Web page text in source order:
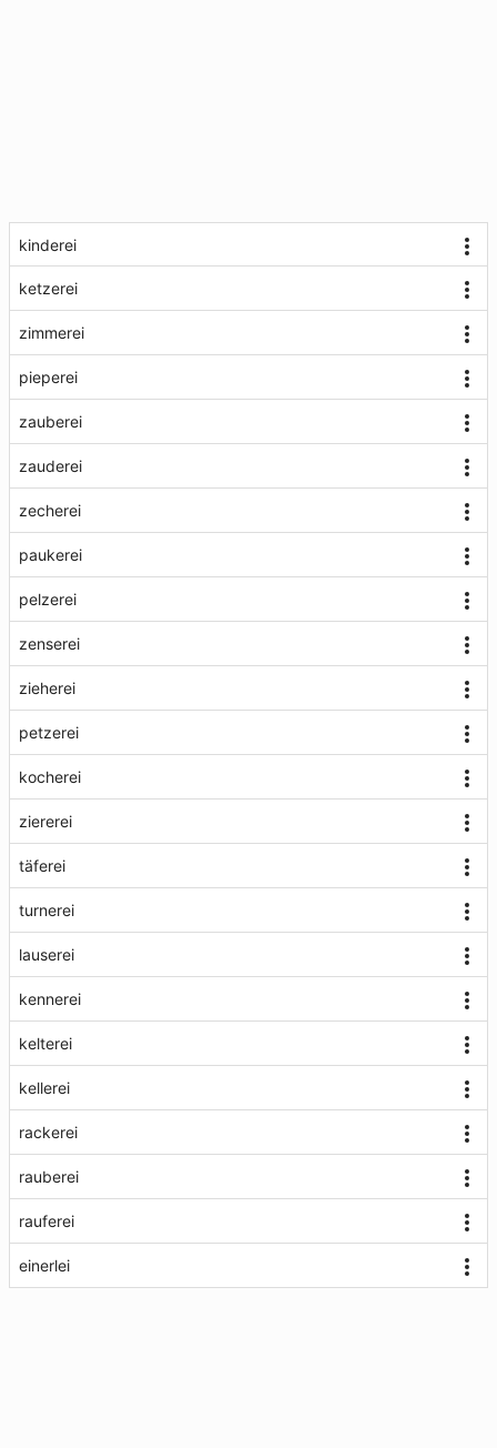
kinderei
ketzerei
zimmerei
pieperei
zauberei
zauderei
zecherei
paukerei
pelzerei
zenserei
zieherei
petzerei
kocherei
ziererei
täferei
turnerei
lauserei
kennerei
kelterei
kellerei
rackerei
rauberei
rauferei
einerlei